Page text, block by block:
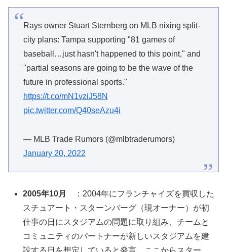
Rays owner Stuart Sternberg on MLB nixing split-
city plans: Tampa supporting "81 games of
baseball…just hasn't happened to this point," and
"partial seasons are going to be the wave of the
future in professional sports."
https://t.co/mN1vziJ58N
pic.twitter.com/Q40seAzu4i
— MLB Trade Rumors (@mlbtraderumors)
January 20, 2022
2005年10月
：2004年にフランチャイズを買収した
スチュアート・スターンバーグ（現オーナー）が初
仕事の日にスタジアムの問題に取り組み、チームと
コミュニティのパートナーが新しいスタジアムを建